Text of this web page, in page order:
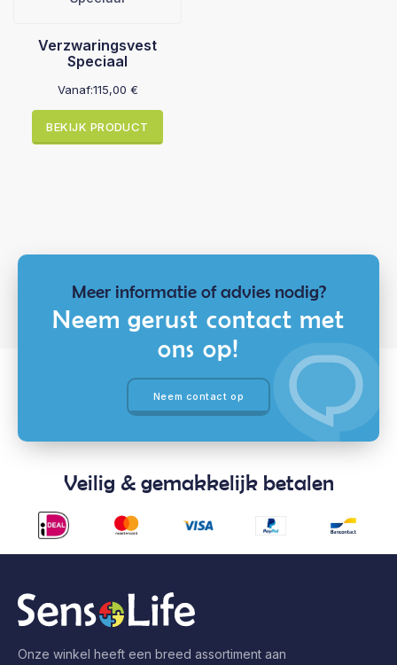
Verzwaringsvest
Speciaal
Vanaf:115,00 €
BEKIJK PRODUCT
Meer informatie of advies nodig?
Neem gerust contact met
ons op!
Neem contact op
Veilig & gemakkelijk betalen
Onze winkel heeft een breed assortiment aan